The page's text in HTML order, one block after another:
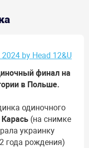
2024 by Head 12&U
финал на
в Польше.
одиночного
(на снимке
украинку
года рождения)